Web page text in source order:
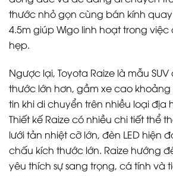
thước nhỏ gọn cùng bán kính
4.5m giúp Wigo linh hoạt trong
hẹp.
Ngược lại, Toyota Raize là mẫu
thước lớn hơn, gầm xe cao khoảng
tin khi di chuyển trên nhiều loại địa
Thiết kế Raize có nhiều chi tiết thể
lưới tản nhiệt cỡ lớn, đèn LED hiện
chấu kích thước lớn. Raize hướng
yêu thích sự sang trọng, cá tính và